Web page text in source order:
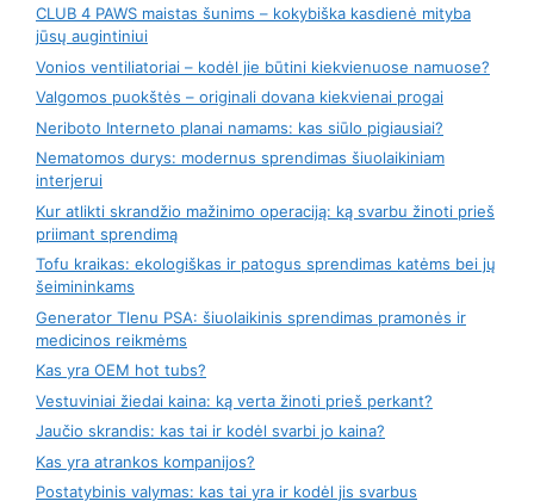
CLUB 4 PAWS maistas šunims – kokybiška kasdienė mityba
jūsų augintiniui
Vonios ventiliatoriai – kodėl jie būtini kiekvienuose namuose?
Valgomos puokštės – originali dovana kiekvienai progai
Neriboto Interneto planai namams: kas siūlo pigiausiai?
Nematomos durys: modernus sprendimas šiuolaikiniam
interjerui
Kur atlikti skrandžio mažinimo operaciją: ką svarbu žinoti prieš
priimant sprendimą
Tofu kraikas: ekologiškas ir patogus sprendimas katėms bei jų
šeimininkams
Generator Tlenu PSA: šiuolaikinis sprendimas pramonės ir
medicinos reikmėms
Kas yra OEM hot tubs?
Vestuviniai žiedai kaina: ką verta žinoti prieš perkant?
Jaučio skrandis: kas tai ir kodėl svarbi jo kaina?
Kas yra atrankos kompanijos?
Postatybinis valymas: kas tai yra ir kodėl jis svarbus